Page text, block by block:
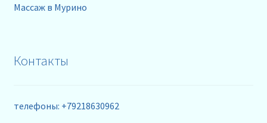
Массаж в Мурино
Контакты
телефоны: +79218630962